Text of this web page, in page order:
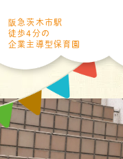
阪急茨木市駅
徒歩4分の
企業主導型保育園